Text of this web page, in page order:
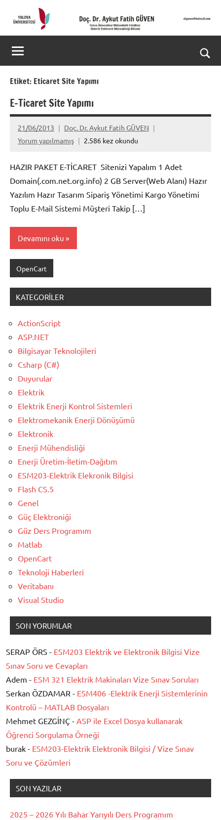
Doç.
Dr.
Aykut
Fatih
GÜVEN-
World's
top
2%
scientists
2025
Web
Sitesi
Etiket: Eticaret Site Yapımı
E-Ticaret Site Yapımı
21/06/2013
Doç. Dr. Aykut Fatih GÜVEN
Yorum yapılmamış
2.586 kez okundu
HAZIR PAKET E-TİCARET Sitenizi Yapalım 1 Adet
Domain(.com.net.org.info) 2 GB Server(Web Alanı) Hazır
Yazılım Hazır Tasarım Sipariş Yönetimi Kargo Yönetimi
Toplu E-Mail Sistemi Müşteri Takip […]
Devamını oku
OpenCart
KATEGORILER
ActionScript
ASP.NET
Bilgisayar Teknolojileri
Csharp (C#)
Duyurular
Elektrik
Elektrik Enerji Kontrol Sistemleri
Elektromekanik Enerji Dönüşümü
Elektronik
Enerji Mühendisliği
Enerji Üretim-İletim-Dağıtım
ESM203-Elektrik Elekronik Bilgisi
Flash CS.5
Genel
Güç Elektroniği
Güz Ders Programım
Matlab
OpenCart
Teknoloji Haberleri
Veritabanı
Visual Studio
SON YORUMLAR
SERAP ÖRS - ESM203 Elektrik ve Elektronik Bilgisi Vize
Sınav Soru ve Cevapları
Adem - ESM 321 Elektrik Makinaları Vize Sınav Soruları
Serkan ÖZDAMAR - ESM406 -Elektrik Enerji Sistemlerinin
Kontrolü – MATLAB Dosyaları
Mehmet GEZGİNÇ - ASP ile Excel Dosya kullanarak
Öğrenci Sorgulama Örneği
burak - ESM203-Elektrik Elektronik Bilgisi / Vize Sınav
Soru ve Çözümleri
SON YAZILAR
2025 – 2026 Yılı Bahar Yarıyılı Ders Programım